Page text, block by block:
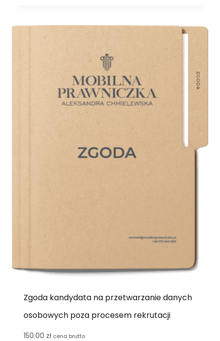
Zgoda kandydata na przetwarzanie danych
osobowych poza procesem rekrutacji
150.00 zł cena brutto